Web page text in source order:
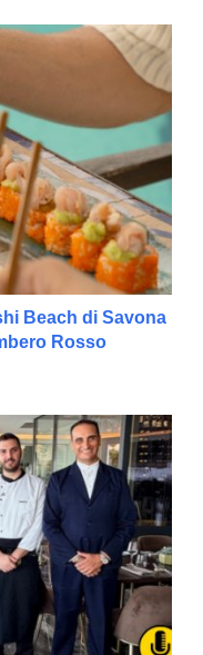
Beach di Savona
Rosso